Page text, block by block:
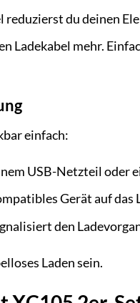
reduzierst du deinen
Ladekabel mehr.
einfach:
USB-Netzteil oder
Gerät auf das
den
Laden sein.